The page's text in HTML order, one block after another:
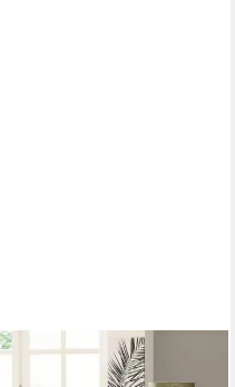
158x200 cm, Schlaffunktion,